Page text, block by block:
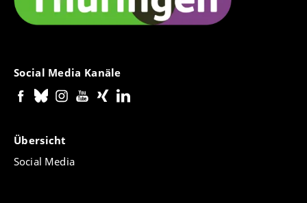
Social Media Kanäle
Übersicht
Social Media